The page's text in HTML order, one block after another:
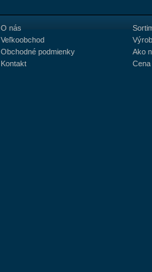
O nás
Veľkoobchod
Obchodné podmienky
Kontakt
Ako